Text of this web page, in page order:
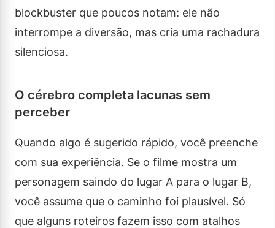
blockbuster que poucos notam: ele não
interrompe a diversão, mas cria uma rachadura
silenciosa.
O cérebro completa lacunas sem
perceber
Quando algo é sugerido rápido, você preenche
com sua experiência. Se o filme mostra um
personagem saindo do lugar A para o lugar B,
você assume que o caminho foi plausível. Só
que alguns roteiros fazem isso com atalhos